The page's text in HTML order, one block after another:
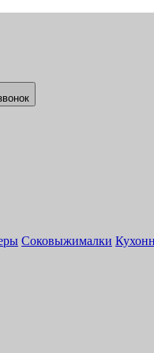
Соковыжималки